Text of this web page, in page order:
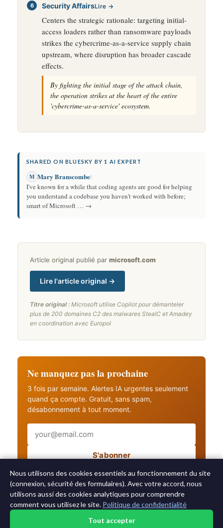
Security AffairsLire →
Centers the strategic rationale: targeting initial-
access loaders rather than ransomware payloads
strikes the cybercrime-as-a-service supply chain
upstream, where disruption has broader cascade
effects.
By fighting the initial stage of the attack chain,
the operation strikes at the heart of the entire
'cybercrime-as-a-service' ecosystem.
SHARED ON BLUESKY BY 1 AI EXPERT
M Mary Branscombe:
I've known for a while that coding agents are good for helping
you understand a codebase you haven't worked with before;
smart of Microsoft … →
Article original publié par microsoft.com
Lire l'article original →
Titre original : Microsoft utilise Copilot pour démanteler
plus de 200 domaines C2 des malwares StealC et Amadey
en coordination avec Europol
Ne manquez pas la prochaine
3 fois par semaine. Alertes IA urgentes seulement
quand ça compte. Gratuit, sans spam,
désabonnement à tout moment.
Email S'abonner
Recevez aussi les alertes IA urgentes
Nous utilisons des cookies essentiels au fonctionnement du site
(connexion, sécurité des formulaires). Avec votre accord, nous
utilisons aussi des cookies analytiques pour comprendre
comment vous utilisez le site. Politique de confidentialité
Tout accepter